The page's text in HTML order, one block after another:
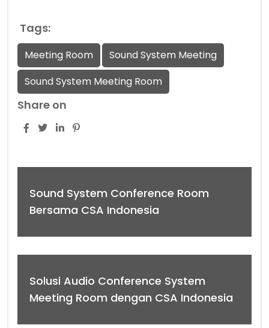
Tags:
Meeting Room
Sound System Meeting
Sound System Meeting Room
Share on
Sound System Conference Room
Bersama CSA Indonesia
Solusi Audio Conference System
Meeting Room dengan CSA Indonesia